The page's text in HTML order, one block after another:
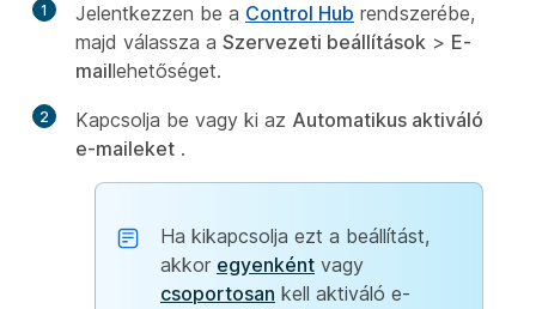
1 Jelentkezzen be a Control Hub rendszerébe,
majd válassza a Szervezeti beállítások > E-
maillehetőséget.
2 Kapcsolja be vagy ki az Automatikus aktiváló
e-maileket .
Ha kikapcsolja ezt a beállítást,
akkor egyenként vagy
csoportosan kell aktiváló e-